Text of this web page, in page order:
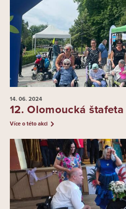
14. 06. 2024
12. Olomoucká
Více o této akci